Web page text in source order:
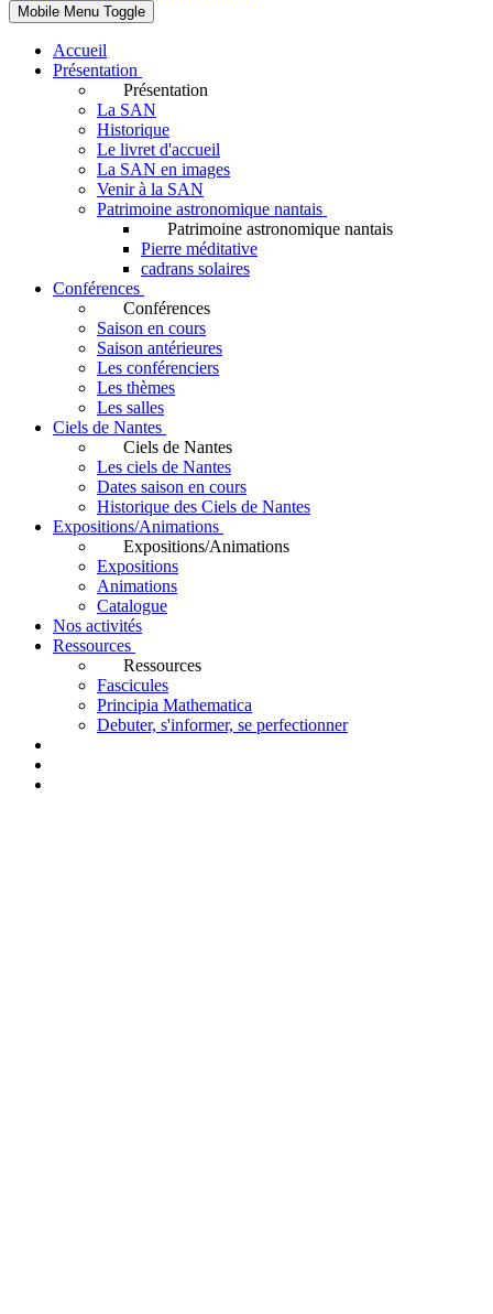
Mobile Menu Toggle
Accueil
Présentation
Présentation
La SAN
Historique
Le livret d'accueil
La SAN en images
Venir à la SAN
Patrimoine astronomique nantais
Patrimoine astronomique nantais
Pierre méditative
cadrans solaires
Conférences
Conférences
Saison en cours
Saison antérieures
Les conférenciers
Les thèmes
Les salles
Ciels de Nantes
Ciels de Nantes
Les ciels de Nantes
Dates saison en cours
Historique des Ciels de Nantes
Expositions/Animations
Expositions/Animations
Expositions
Animations
Catalogue
Nos activités
Ressources
Ressources
Fascicules
Principia Mathematica
Debuter, s'informer, se perfectionner